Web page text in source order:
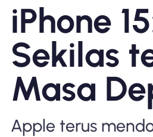
Tentang eSIM
Mengapa Nomad eSIM
iPhone
Sekilas
Masa
Apple terus